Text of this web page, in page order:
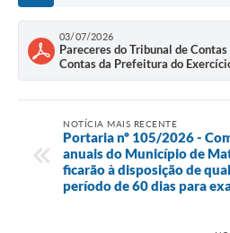
03/07/2026
Pareceres do Tribunal de Contas
Contas da Prefeitura do
NOTÍCIA MAIS RECENTE
Portaria nº 105/2026 -
anuais do Município de
ficarão à disposição de
período de 60 dias para